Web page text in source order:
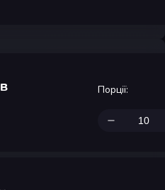
Порції: